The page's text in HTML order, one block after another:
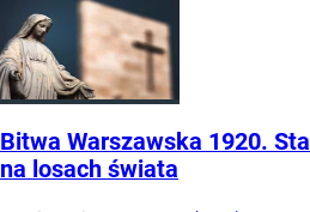
Bitwa Warszawska 1920.
na losach świata